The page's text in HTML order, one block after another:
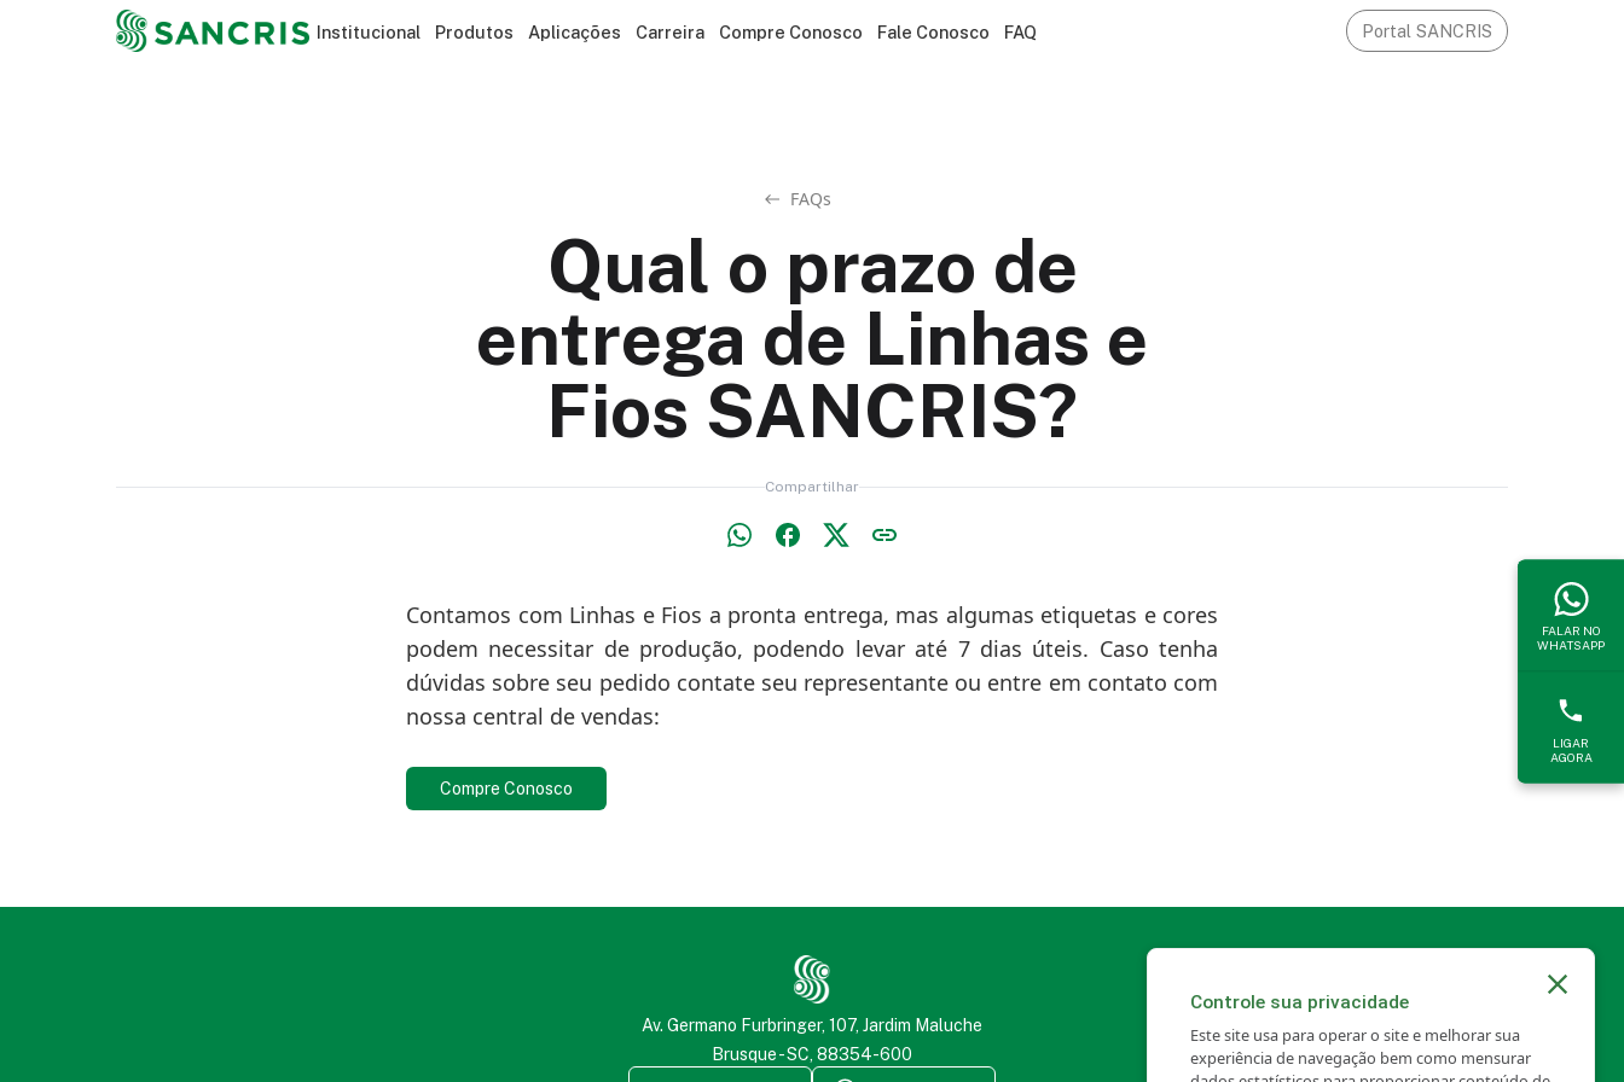
Institucional Produtos Aplicações Carreira Compre Conosco Fale Conosco FAQ Portal SANCRIS
FAQs
Qual o prazo de
entrega de Linhas e
Fios SANCRIS?
Compartilhar
Contamos com Linhas e Fios a pronta entrega, mas algumas etiquetas e cores
podem necessitar de produção, podendo levar até 7 dias úteis. Caso tenha
dúvidas sobre seu pedido contate seu representante ou entre em contato com
nossa central de vendas:
Compre Conosco
Av. Germano Furbringer, 107, Jardim Maluche
Brusque - SC, 88354-600
FALAR NO
WHATSAPP
LIGAR
AGORA
Controle sua privacidade
Este site usa para operar o site e melhorar sua
experiência de navegação bem como mensurar